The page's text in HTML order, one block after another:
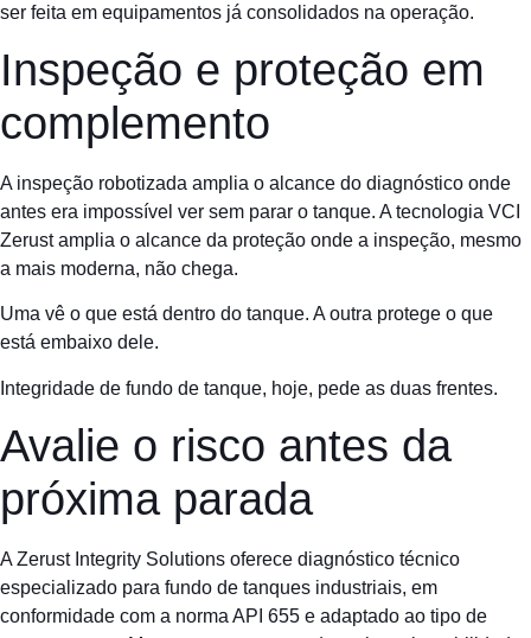
ser feita em equipamentos já consolidados na operação.
Inspeção e proteção em
complemento
A inspeção robotizada amplia o alcance do diagnóstico onde
antes era impossível ver sem parar o tanque. A tecnologia VCI
Zerust amplia o alcance da proteção onde a inspeção, mesmo
a mais moderna, não chega.
Uma vê o que está dentro do tanque. A outra protege o que
está embaixo dele.
Integridade de fundo de tanque, hoje, pede as duas frentes.
Avalie o risco antes da
próxima parada
A Zerust Integrity Solutions oferece diagnóstico técnico
especializado para fundo de tanques industriais, em
conformidade com a norma API 655 e adaptado ao tipo de